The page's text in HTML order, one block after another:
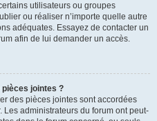
utilisateurs ou groupes
ou réaliser n’importe quelle autre
adéquates. Essayez de contacter un
afin de lui demander un accès.
pièces jointes ?
des pièces jointes sont accordées
administrateurs du forum ont peut-